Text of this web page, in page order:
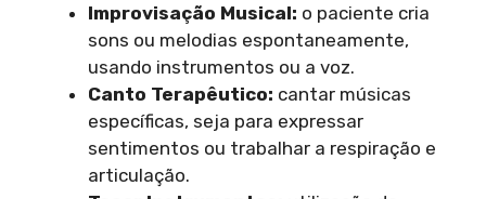
Improvisação Musical: o paciente cria
sons ou melodias espontaneamente,
usando instrumentos ou a voz.
Canto Terapêutico: cantar músicas
específicas, seja para expressar
sentimentos ou trabalhar a respiração e
articulação.